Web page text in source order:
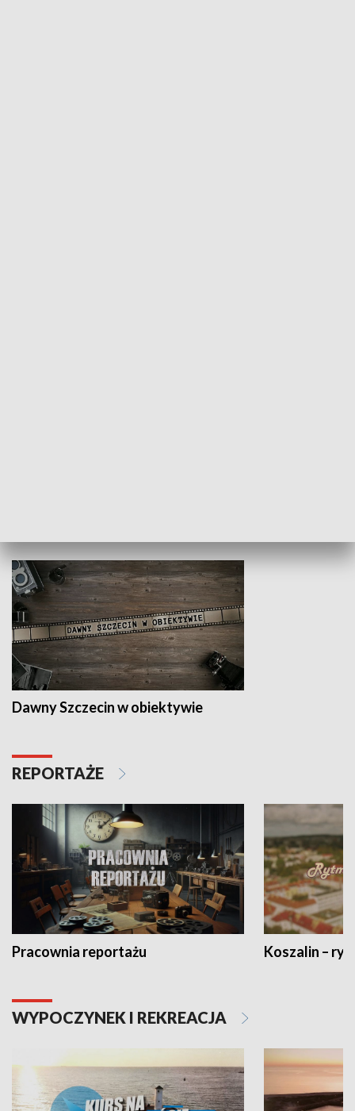
Dawny Szczecin w obiektywie
REPORTAŻE
Pracownia reportażu Koszalin –
WYPOCZYNEK I REKREACJA